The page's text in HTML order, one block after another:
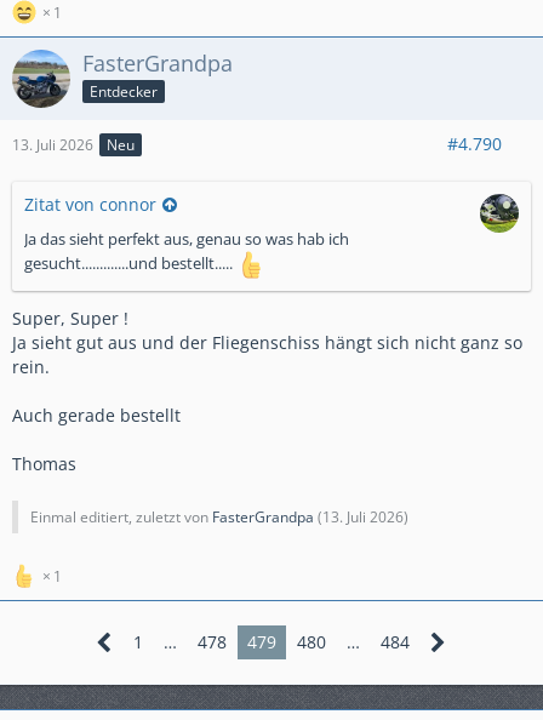
1
FasterGrandpa
Entdecker
13. Juli 2026 Neu #4.790
Zitat von connor
Ja das sieht perfekt aus, genau so was hab ich
gesucht.............und bestellt.....
Super, Super !
Ja sieht gut aus und der Fliegenschiss hängt sich nicht ganz so
rein.
Auch gerade bestellt
Thomas
Einmal editiert, zuletzt von FasterGrandpa (13. Juli 2026)
1
1 … 478 479 480 … 484